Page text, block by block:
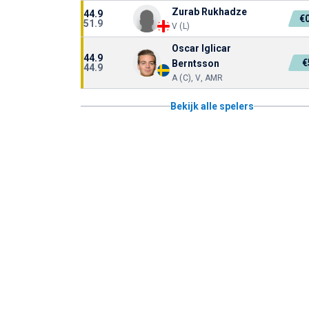
44.9
51.9
Zurab Rukhadze
V (L)
44.9
44.9
Oscar Iglicar
Berntsson
A (C), V, AMR
Bekijk alle spelers